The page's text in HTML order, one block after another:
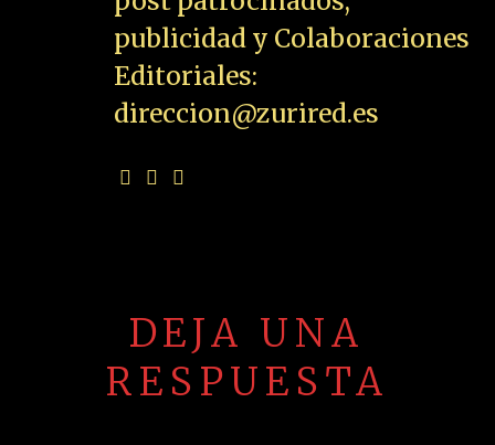
publicidad y Colaboraciones
Editoriales:
direccion@zurired.es
DEJA UNA
RESPUESTA